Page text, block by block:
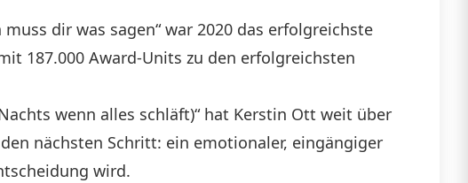
dir was sagen“ war 2020 das erfolgreichste
187.000 Award-Units zu den erfolgreichsten
wenn alles schläft)“ hat Kerstin Ott weit über
nächsten Schritt: ein emotionaler, eingängiger
wird.